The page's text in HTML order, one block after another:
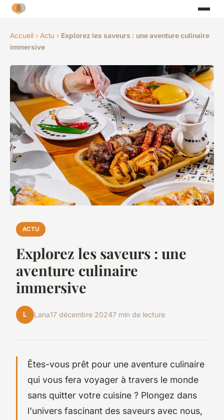
Accueil › Actu › Explorez les saveurs : une aventure culinaire
immersive
ACTU
Explorez les saveurs : une
aventure culinaire
immersive
L Lana17 décembre 20247 min de lecture
Êtes-vous prêt pour une aventure culinaire
qui vous fera voyager à travers le monde
sans quitter votre cuisine ? Plongez dans
l'univers fascinant des saveurs avec nous,